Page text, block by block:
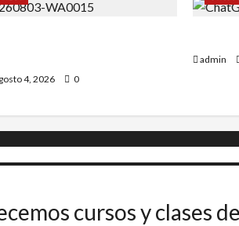
4, 2026 0
admin
cursos y clases